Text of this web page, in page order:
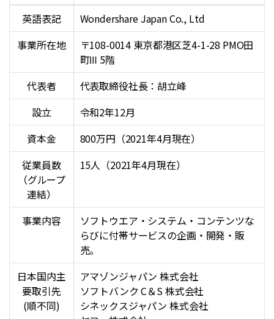
英語表記
Wondershare Japan Co., Ltd
事業所在地
〒108-0014 東京都港区芝4-1-28 PMO田
町Ⅲ 5階
代表者
代表取締役社長：胡立峰
設立
令和2年12月
資本金
800万円（2021年4月現在）
従業員数
（グループ
連結）
15人（2021年4月現在）
事業内容
ソフトウエア・システム・コンテンツな
らびに付帯サービスの企画・開発・販
売。
日本国内主
要取引先
(順不同)
アマゾンジャパン 株式会社
ソフトバンク C＆S 株式会社
シネックスジャパン 株式会社